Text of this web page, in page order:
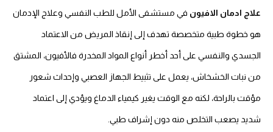
علاج ادمان الافيون في مستشفى الأمل للطب النفسي وعلاج الإدمان
هو خطوة طبية متخصصة تهدف إلى إنقاذ المريض من الاعتماد
الجسدي والنفسي على أحد أخطر أنواع المواد المخدرة فالأفيون، المشتق
من نبات الخشخاش، يعمل على تثبيط الجهاز العصبي وإحداث شعور
مؤقت بالراحة، لكنه مع الوقت يغير كيمياء الدماغ ويؤدي إلى اعتماد
شديد يصعب التخلص منه دون إشراف طبي.